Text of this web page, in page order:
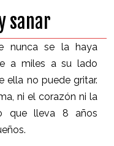
sanar
nunca se la haya
a miles a su lado
ella no puede gritar.
ni el corazón ni la
que lleva 8 años